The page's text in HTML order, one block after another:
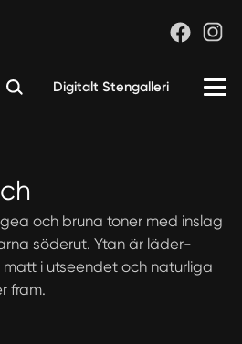
Digitalt Stengalleri
och bruna toner med inslag
söderut. Ytan är läder-
i utseendet och naturliga
fram.